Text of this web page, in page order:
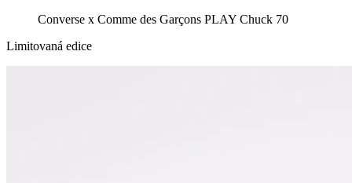
Converse x Comme des Garçons PLAY Chuck 70
Limitovaná edice